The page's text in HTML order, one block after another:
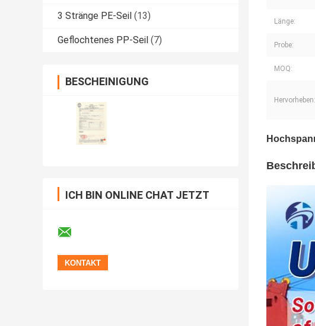
3 Stränge PE-Seil (13)
Geflochtenes PP-Seil (7)
BESCHEINIGUNG
ICH BIN ONLINE CHAT JETZT
Länge:
Probe:
MOQ:
Hervorheben: